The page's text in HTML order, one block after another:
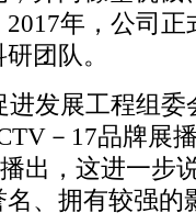
年，公司正
团队。
进发展工程组委
－17品牌展
出，这进一步
、拥有较强的